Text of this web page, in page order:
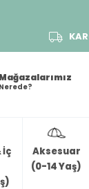
Mağazalarımız
Nerede?
İç
Aksesuar
(0-14 Yaş)